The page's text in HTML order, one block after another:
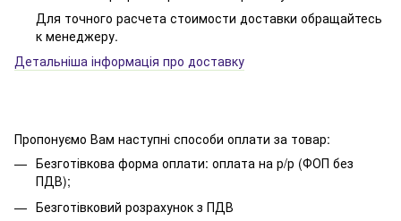
Для точного расчета стоимости доставки обращайтесь
к менеджеру.
Детальніша інформація про доставку
Пропонуємо Вам наступні способи оплати за товар:
Безготівкова форма оплати: оплата на р/р (ФОП без
ПДВ);
Безготівковий розрахунок з ПДВ